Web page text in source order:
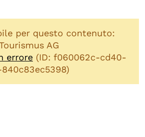
per questo contenuto:
AG
errore (ID: f060062c-cd40-